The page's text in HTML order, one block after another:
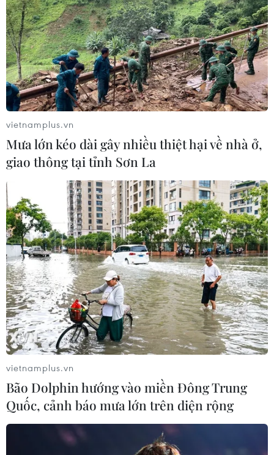
vietnamplus.vn
Mưa lớn kéo dài gây nhiều thiệt hại về nhà ở,
giao thông tại tỉnh Sơn La
vietnamplus.vn
Bão Dolphin hướng vào miền Đông Trung
Quốc, cảnh báo mưa lớn trên diện rộng